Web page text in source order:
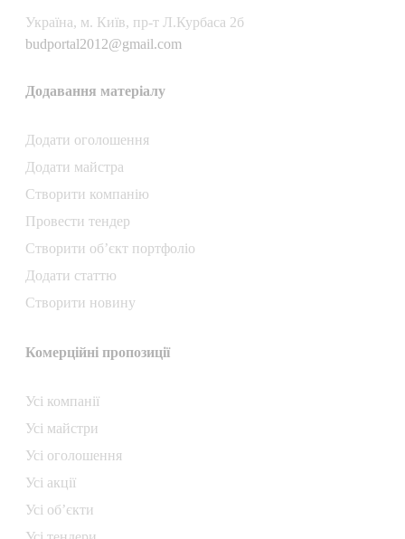
Українa, м. Київ, пр-т Л.Курбаса 2б
budportal2012@gmail.com
Додавання матеріалу
Додати oголошення
Додати майстра
Створити компанiю
Провести тендер
Створити об’єкт портфоліо
Додати статтю
Створити новину
Комерційні пропозиції
Усі компанії
Усі майстри
Усі оголошення
Усі акції
Усі об’єкти